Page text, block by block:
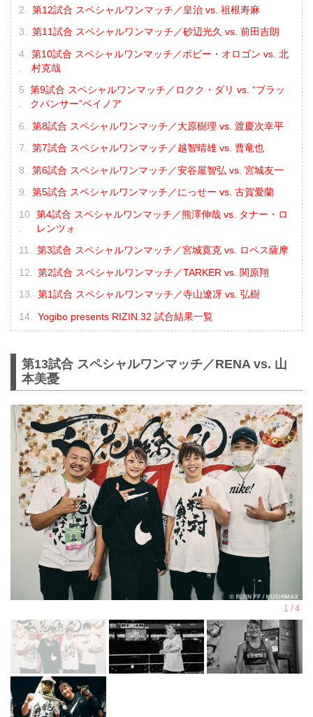
第12試合 スペシャルワンマッチ／皇治 vs. 祖根寿麻
第11試合 スペシャルワンマッチ／砂辺光久 vs. 前田吉朗
第10試合 スペシャルワンマッチ／ボビー・オロゴン vs. 北
村克哉
第9試合 スペシャルワンマッチ／ロクク・ダリ vs. “ブラッ
クパンサー”ベイノア
第8試合 スペシャルワンマッチ／大原樹理 vs. 渡慶次幸平
第7試合 スペシャルワンマッチ／越智晴雄 vs. 曹竜也
第6試合 スペシャルワンマッチ／安谷屋智弘 vs. 宮城友一
第5試合 スペシャルワンマッチ／にっせー vs. 古賀愛蘭
第4試合 スペシャルワンマッチ／熊澤伸哉 vs. タナー・ロ
レンツォ
第3試合 スペシャルワンマッチ／宮城寛克 vs. ロペス薩摩
第2試合 スペシャルワンマッチ／TARKER vs. 関原翔
第1試合 スペシャルワンマッチ／寺山遼冴 vs. 弘樹
Yogibo presents RIZIN.32 試合結果一覧
第13試合 スペシャルワンマッチ／RENA vs. 山
本美憂